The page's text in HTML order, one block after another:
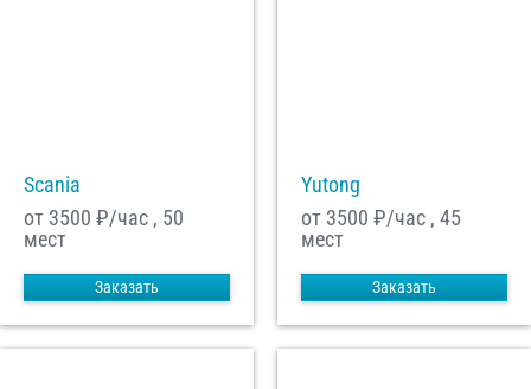
Scania
от 3500 ₽/час , 50
мест
Заказать
Yutong
от 3500 ₽/час , 45
мест
Заказать